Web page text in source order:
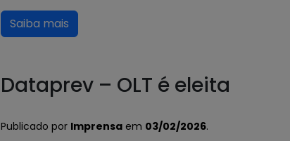
Saiba mais
Dataprev – OLT é eleita
Publicado por Imprensa em 03/02/2026.